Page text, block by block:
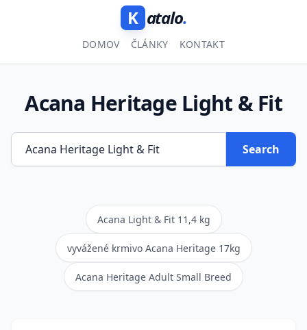
K atalo.
DOMOV ČLÁNKY KONTAKT
Acana Heritage Light & Fit
Search
Acana Light & Fit 11,4 kg
vyvážené krmivo Acana Heritage 17kg
Acana Heritage Adult Small Breed